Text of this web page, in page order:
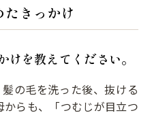
きっかけ
けを教えてください。
の毛を洗った後、抜ける
らも、「つむじが目立つ